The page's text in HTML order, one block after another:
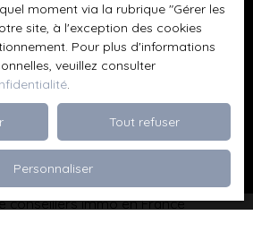
sur le traitement de vos
veuillez consulter notre
.
des annonces
moment via la rubrique ″Gérer les
site, à l'exception des cookies
Pour plus d'informations
veuillez consulter
.
Tout refuser
Personnaliser